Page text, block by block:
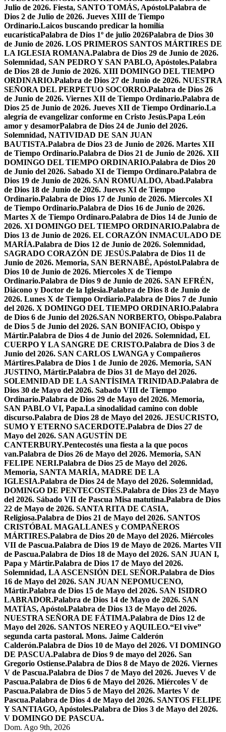
Julio de 2026. Fiesta, SANTO TOMÁS, Apóstol.Palabra de
Dios 2 de Julio de 2026. Jueves XIII de Tiempo
Ordinario.Laicos buscando predicar la homilía
eucarísticaPalabra de Dios 1º de julio 2026Palabra de Dios 30
de Junio de 2026. LOS PRIMEROS SANTOS MÁRTIRES DE
LA IGLESIA ROMANA.Palabra de Dios 29 de Junio de 2026.
Solemnidad, SAN PEDRO Y SAN PABLO, Apóstoles.Palabra
de Dios 28 de Junio de 2026. XIII DOMINGO DEL TIEMPO
ORDINARIO.Palabra de Dios 27 de Junio de 2026. NUESTRA
SEÑORA DEL PERPETUO SOCORRO.Palabra de Dios 26
de Junio de 2026. Viernes XII de Tiempo Ordinario.Palabra de
Dios 25 de Junio de 2026. Jueves XII de Tiempo Ordinario.La
alegría de evangelizar conforme en Cristo Jesús.Papa León
amor y desamorPalabra de Dios 24 de Junio del 2026.
Solemnidad, NATIVIDAD DE SAN JUAN
BAUTISTA.Palabra de Dios 23 de Junio de 2026. Martes XII
de Tiempo Ordinario.Palabra de Dios 21 de Junio de 2026. XII
DOMINGO DEL TIEMPO ORDINARIO.Palabra de Dios 20
de Junio del 2026. Sabado XI de Tiempo Ordinaro.Palabra de
Dios 19 de Junio de 2026. SAN ROMUALDO, Abad.Palabra
de Dios 18 de Junio de 2026. Jueves XI de Tiempo
Ordinario.Palabra de Dios 17 de Junio de 2026. Miercoles XI
de Tiempo Ordinario.Palabra de Dios 16 de Junio de 2026.
Martes X de Tiempo Ordinaro.Palabra de Dios 14 de Junio de
2026. XI DOMINGO DEL TIEMPO ORDINARIO.Palabra de
Dios 13 de Junio de 2026. EL CORAZÓN INMACULADO DE
MARÍA.Palabra de Dios 12 de Junio de 2026. Solemnidad,
SAGRADO CORAZÓN DE JESÚS.Palabra de Dios 11 de
Junio de 2026. Memoria, SAN BERNABÉ, Apóstol.Palabra de
Dios 10 de Junio de 2026. Miercoles X de Tiempo
Ordinario.Palabra de Dios 9 de Junio de 2026. SAN EFRÉN,
Diácono y Doctor de la Iglesia.Palabra de Dios 8 de Junio de
2026. Lunes X de Tiempo Ordiario.Palabra de Dios 7 de Junio
del 2026. X DOMINGO DEL TIEMPO ORDINARIO.Palabra
de Dios 6 de Junio del 2026.SAN NORBERTO, Obispo.Palabra
de Dios 5 de Junio del 2026. SAN BONIFACIO, Obispo y
Mártir.Palabra de Dios 4 de Junio del 2026. Solemnidad, EL
CUERPO Y LA SANGRE DE CRISTO.Palabra de Dios 3 de
Junio del 2026. SAN CARLOS LWANGA y Compañeros
Mártires.Palabra de Dios 1 de Junio de 2026. Memoria, SAN
JUSTINO, Mártir.Palabra de Dios 31 de Mayo del 2026.
SOLEMNIDAD DE LA SANTÍSIMA TRINIDAD.Palabra de
Dios 30 de Mayo del 2026. Sabado VIII de Tiempo
Ordinario.Palabra de Dios 29 de Mayo del 2026. Memoria,
SAN PABLO VI, Papa.La sinodalidad camino con doble
discurso.Palabra de Dios 28 de Mayo del 2026. JESUCRISTO,
SUMO Y ETERNO SACERDOTE.Palabra de Dios 27 de
Mayo del 2026. SAN AGUSTÍN DE
CANTERBURY.Pentecostés una fiesta a la que pocos
van.Palabra de Dios 26 de Mayo del 2026. Memoria, SAN
FELIPE NERI.Palabra de Dios 25 de Mayo del 2026.
Memoria, SANTA MARÍA, MADRE DE LA
IGLESIA.Palabra de Dios 24 de Mayo del 2026. Solemnidad,
DOMINGO DE PENTECOSTÉS.Palabra de Dios 23 de Mayo
del 2026. Sábado VII de Pascua Misa matutina.Palabra de Dios
22 de Mayo de 2026. SANTA RITA DE CASIA,
Religiosa.Palabra de Dios 21 de Mayo del 2026. SANTOS
CRISTÓBAL MAGALLANES y COMPAÑEROS
MÁRTIRES.Palabra de Dios 20 de Mayo del 2026. Miércoles
VII de Pascua.Palabra de Dios 19 de Mayo de 2026. Martes VII
de Pascua.Palabra de Dios 18 de Mayo del 2026. SAN JUAN I,
Papa y Mártir.Palabra de Dios 17 de Mayo del 2026.
Solemnidad, LA ASCENSIÓN DEL SEÑOR.Palabra de Dios
16 de Mayo del 2026. SAN JUAN NEPOMUCENO,
Mártir.Palabra de Dios 15 de Mayo del 2026. SAN ISIDRO
LABRADOR.Palabra de Dios 14 de Mayo de 2026. SAN
MATÍAS, Apóstol.Palabra de Dios 13 de Mayo del 2026.
NUESTRA SEÑORA DE FÁTIMA.Palabra de Dios 12 de
Mayo del 2026. SANTOS NEREO y AQUILEO.“El vive”
segunda carta pastoral. Mons. Jaime Calderón
Calderón.Palabra de Dios 10 de Mayo del 2026. VI DOMINGO
DE PASCUA.Palabra de Dios 9 de mayo del 2026. San
Gregorio Ostiense.Palabra de Dios 8 de Mayo de 2026. Viernes
V de Pascua.Palabra de Dios 7 de Mayo del 2026. Jueves V de
Pascua.Palabra de Dios 6 de Mayo del 2026. Miércoles V de
Pascua.Palabra de Dios 5 de Mayo del 2026. Martes V de
Pascua.Palabra de Dios 4 de Mayo del 2026. SANTOS FELIPE
Y SANTIAGO, Apóstoles.Palabra de Dios 3 de Mayo del 2026.
V DOMINGO DE PASCUA.
Dom. Ago 9th, 2026